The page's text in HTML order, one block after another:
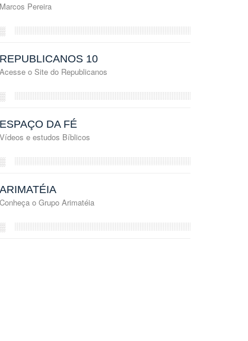
Marcos Pereira
░
REPUBLICANOS 10
Acesse o Site do Republicanos
░
ESPAÇO DA FÉ
Vídeos e estudos Bíblicos
░
ARIMATÉIA
Conheça o Grupo Arimatéia
░